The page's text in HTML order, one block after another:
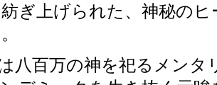
ぎ上げられた、神秘の
八百万の神を祀るメンタ